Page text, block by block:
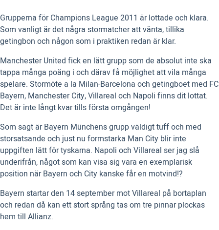
Grupperna för Champions League 2011 är lottade och klara.
Som vanligt är det några stormatcher att vänta, tillika
getingbon och någon som i praktiken redan är klar.
Manchester United fick en lätt grupp som de absolut inte ska
tappa många poäng i och därav få möjlighet att vila många
spelare. Stormöte a la Milan-Barcelona och getingboet med FC
Bayern, Manchester City, Villareal och Napoli finns dit lottat.
Det är inte långt kvar tills första omgången!
Som sagt är Bayern Münchens grupp väldigt tuff och med
storsatsande och just nu formstarka Man City blir inte
uppgiften lätt för tyskarna. Napoli och Villareal ser jag slå
underifrån, något som kan visa sig vara en exemplarisk
position när Bayern och City kanske får en motvind!?
Bayern startar den 14 september mot Villareal på bortaplan
och redan då kan ett stort språng tas om tre pinnar plockas
hem till Allianz.